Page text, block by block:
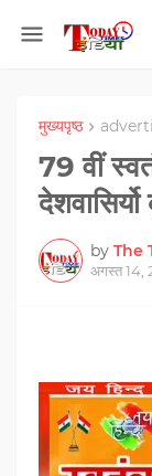
मुख्यपृष्ठ
79 वीं
by The
अगस्त 14,